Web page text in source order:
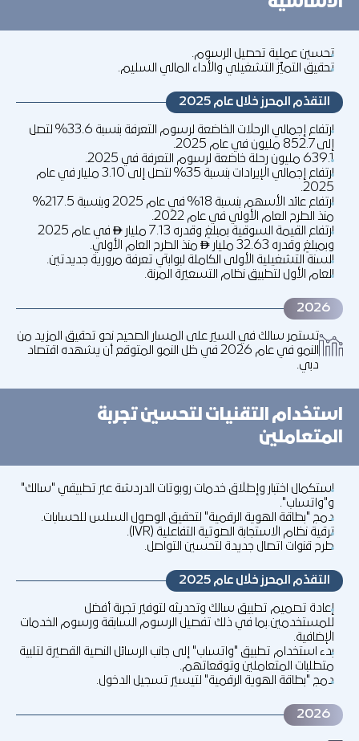
المراجعة التشغيلية
تحسين عملية تحصيل الرسوم.
تحقيق التميّز التشغيلي والأداء المالي السليم.
التقدّم المحرز خلال عام 2025
ارتفاع إجمالي الرحلات الخاضعة لرسوم التعرفة بنسبة 33.6% لتصل
إلى 852.7 مليون في عام 2025.
639.1 مليون رحلة خاضعة لرسوم التعرفة في 2025.
ارتفاع إجمالي الإيرادات بنسبة 35% لتصل إلى 3.10 مليار في عام
2025.
ارتفاع عائد الأسهم بنسبة 18% في عام 2025 وبنسبة 217.5%
منذ الطرح العام الأولي في عام 2022.
ارتفاع القيمة السوقية بمبلغٍ وقدره 7.13 مليار
↨
في عام 2025
وبمبلغٍ وقدره 32.63 مليار
↨منذ الطرح العام الأولي.
السنة التشغيلية الأولى الكاملة لبوابتي تعرفة مرورية جديدتين.
العام الأول لتطبيق نظام التسعيرة المرنة.
2026
تستمر سالك في السير على المسار الصحيح نحو تحقيق المزيد من
النمو في عام 2026 في ظل النمو المتوقع أن يشهده اقتصاد
دبي.
استخدام التقنيات لتحسين تجربة
المتعاملين
استكمال اختبار وإطلاق خدمات روبوتات الدردشة عبر تطبيقي "سالك"
و"واتساب".
دمج "بطاقة الهوية الرقمية" لتحقيق الوصول السلس للحسابات.
ترقية نظام الاستجابة الصوتية التفاعلية (IVR).
طرح قنوات اتصال جديدة لتحسين التواصل.
التقدّم المحرز خلال عام 2025
إعادة تصميم تطبيق سالك وتحديثه لتوفير تجربة أفضل
للمستخدمين.بما في ذلك تفصيل الرسوم السابقة ورسوم الخدمات
الإضافية.
بدء استخدام تطبيق "واتساب" إلى جانب الرسائل النصية القصيرة لتلبية
متطلبات المتعاملين وتوقعاتهم.
دمج "بطاقة الهوية الرقمية" لتيسير تسجيل الدخول.
2026